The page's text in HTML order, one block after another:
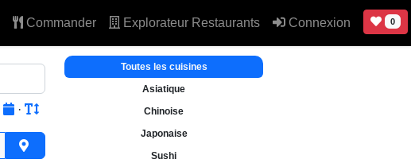
Commander Explorateur Restaurants Connexion 0
·
Toutes les cuisines
Asiatique
Chinoise
Japonaise
Sushi